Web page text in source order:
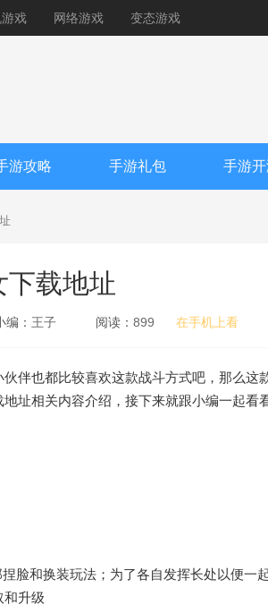
戏 网络游戏 变态游戏
游攻略 手游礼包 手游开
下载地址
编： 王子 阅读： 899 在手机上看
伴也都比较喜欢这款战斗方式吧，那么这
址相关内容介绍，接下来就跟小编一起看
脸和换装玩法；为了各自发挥长处以便一
和升级